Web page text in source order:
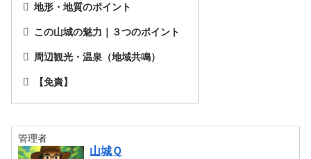
地形・地質のポイント
この山城の魅力｜３つのポイント
周辺観光・温泉（地域共鳴）
【免責】
管理者
山城Ｑ